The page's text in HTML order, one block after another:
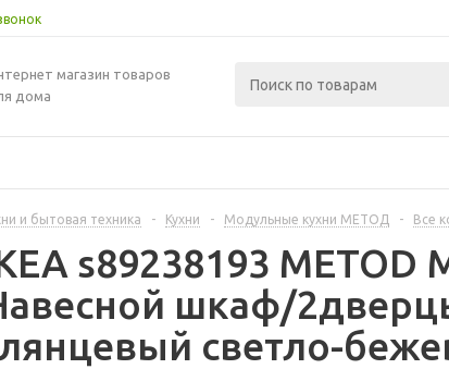
магазин товаров
дома
и бытовая техника - Кухни - Модульные кухни МЕТОД - Все
s89238193
шкаф/
светло-